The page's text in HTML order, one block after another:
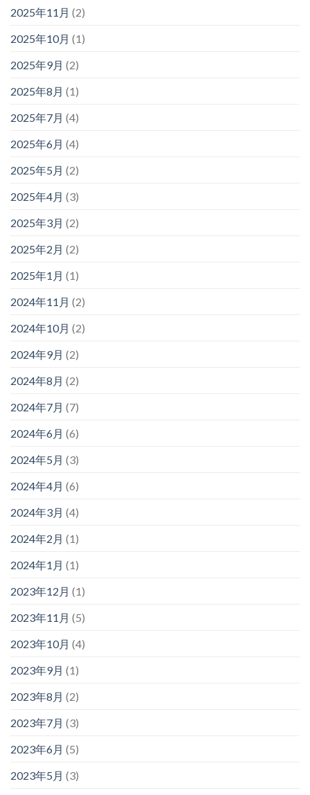
2025年11月 (2)
2025年10月 (1)
2025年9月 (2)
2025年8月 (1)
2025年7月 (4)
2025年6月 (4)
2025年5月 (2)
2025年4月 (3)
2025年3月 (2)
2025年2月 (2)
2025年1月 (1)
2024年11月 (2)
2024年10月 (2)
2024年9月 (2)
2024年8月 (2)
2024年7月 (7)
2024年6月 (6)
2024年5月 (3)
2024年4月 (6)
2024年3月 (4)
2024年2月 (1)
2024年1月 (1)
2023年12月 (1)
2023年11月 (5)
2023年10月 (4)
2023年9月 (1)
2023年8月 (2)
2023年7月 (3)
2023年6月 (5)
2023年5月 (3)